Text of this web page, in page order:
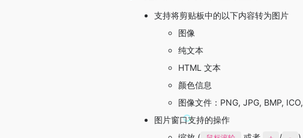
支持将剪贴板中的以下内容转为图片
图像
纯文本
HTML 文本
颜色信息
图像文件：PNG, JPG, BMP, ICO,
图片窗口支持的操作